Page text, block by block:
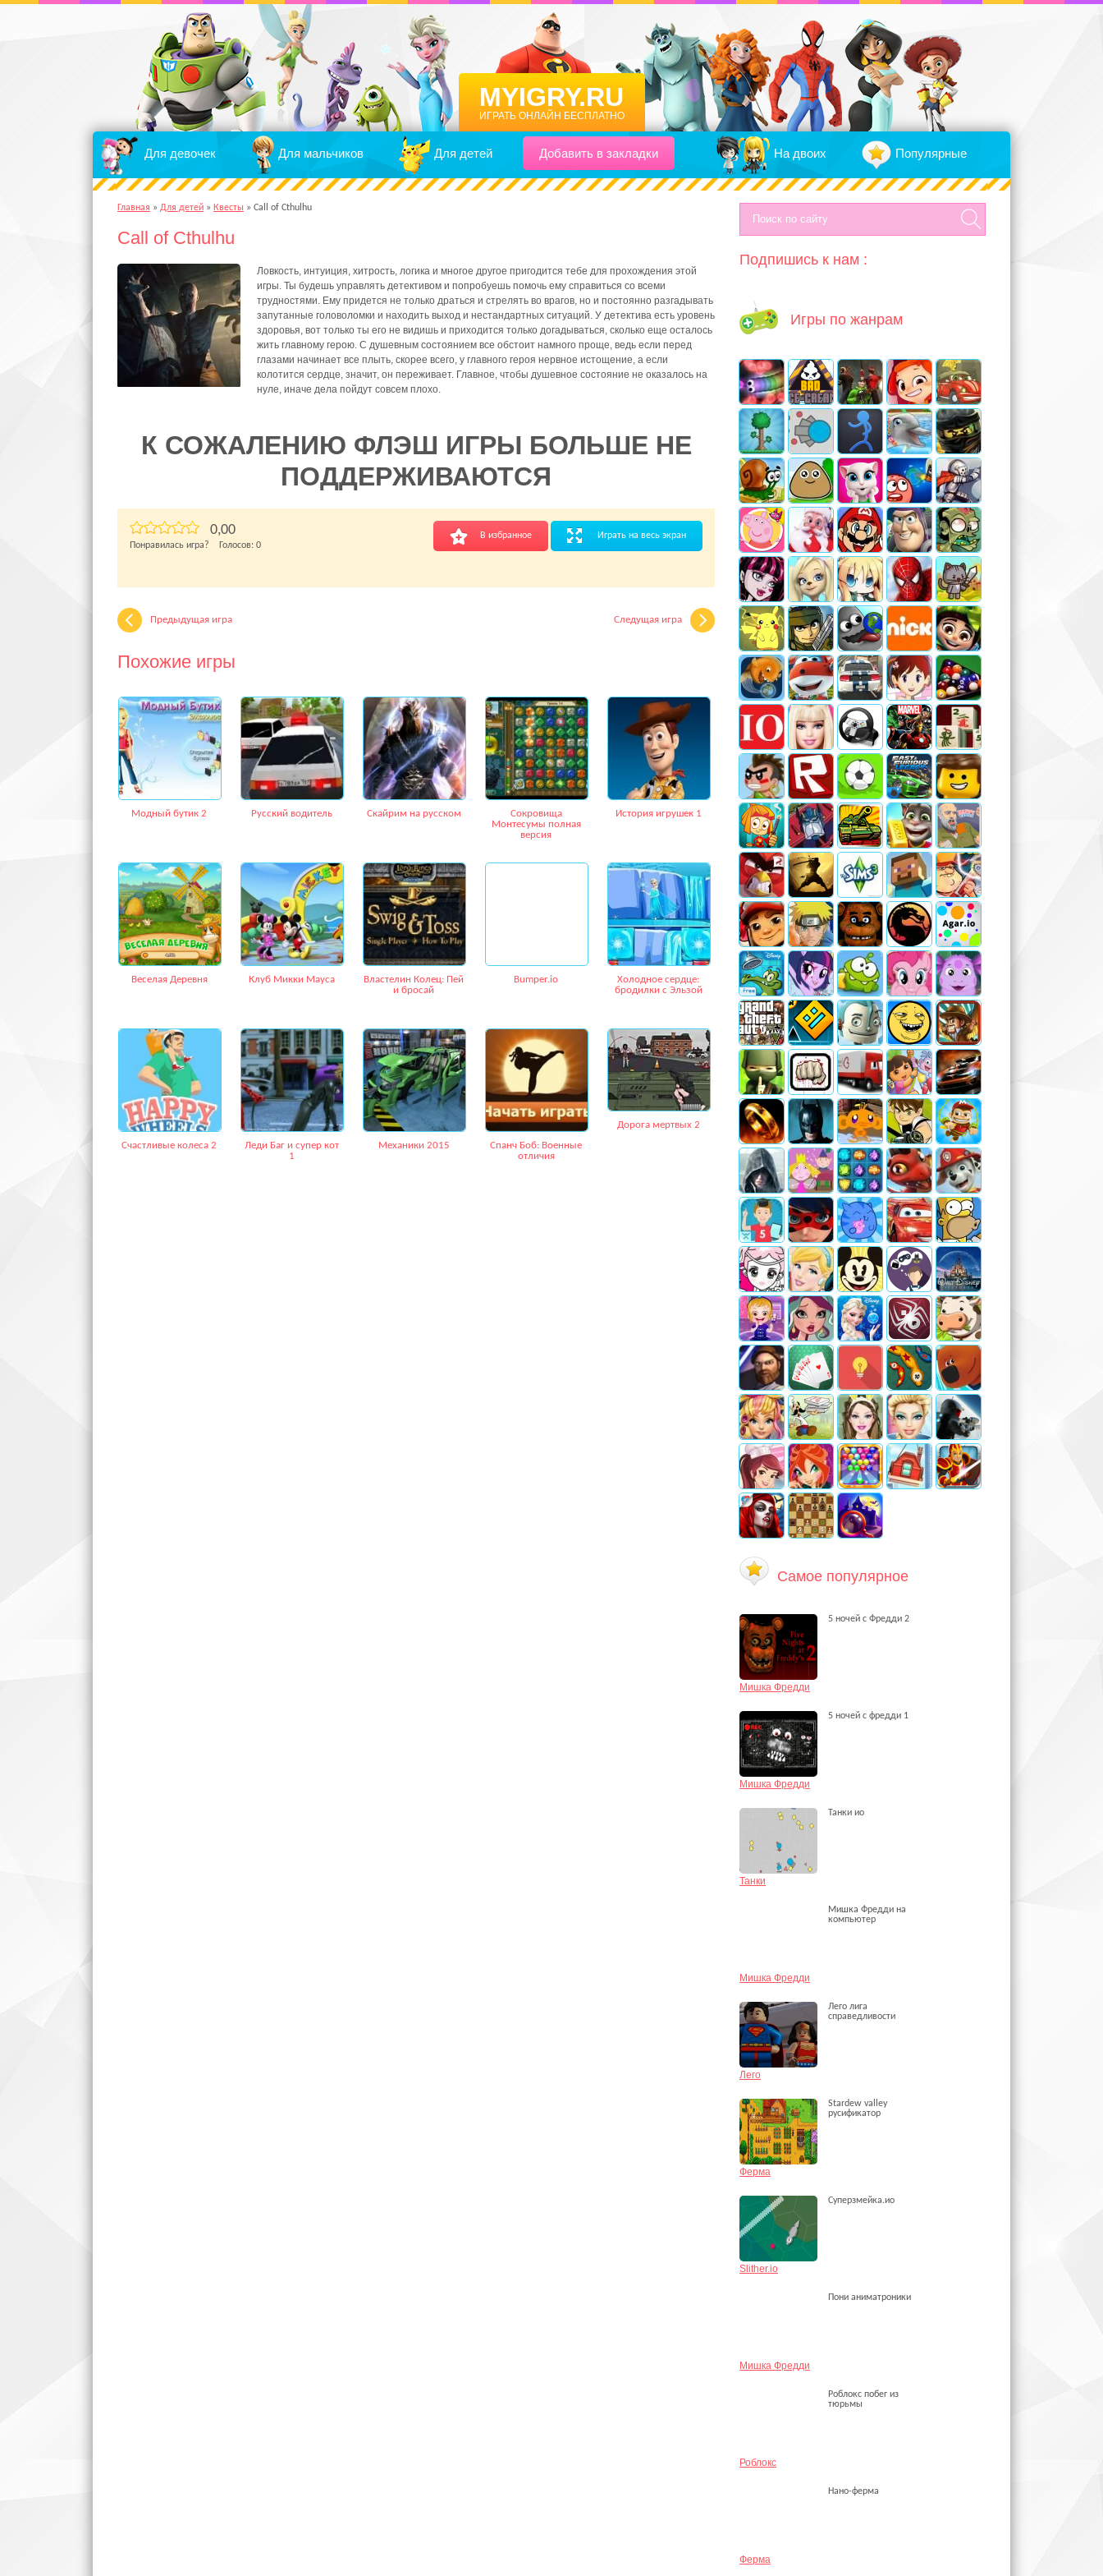
MYIGRY.RU
ИГРАТЬ ОНЛАЙН БЕСПЛАТНО
Для девочек Для мальчиков Для детей Добавить в закладки На двоих Популярные
Главная » Для детей » Квесты » Call of Cthulhu
Call of Cthulhu
Ловкость, интуиция, хитрость, логика и многое другое пригодится тебе для прохождения этой
игры. Ты будешь управлять детективом и попробуешь помочь ему справиться со всеми
трудностями. Ему придется не только драться и стрелять во врагов, но и постоянно разгадывать
запутанные головоломки и находить выход и нестандартных ситуаций. У детектива есть уровень
здоровья, вот только ты его не видишь и приходится только догадываться, сколько еще осталось
жить главному герою. С душевным состоянием все обстоит намного проще, ведь если перед
глазами начинает все плыть, скорее всего, у главного героя нервное истощение, а если
колотится сердце, значит, он переживает. Главное, чтобы душевное состояние не оказалось на
нуле, иначе дела пойдут совсем плохо.
К СОЖАЛЕНИЮ ФЛЭШ ИГРЫ БОЛЬШЕ НЕ
ПОДДЕРЖИВАЮТСЯ
В избранное Играть на весь экран
0,00
Понравилась игра? Голосов: 0
Предыдущая игра Следущая игра
Похожие игры
Модный бутик 2 Русский водитель Скайрим на русском
Сокровища
Монтесумы полная
версия
История игрушек 1
Веселая Деревня Клуб Микки Мауса
Властелин Колец: Пей
и бросай
Bumper.io
Холодное сердце:
бродилки с Эльзой
Счастливые колеса 2
Леди Баг и супер кот
1
Механики 2015
Спанч Боб: Военные
отличия
Дорога мертвых 2
Подпишись к нам :
Игры по жанрам
Самое популярное
5 ночей с Фредди 2
Мишка Фредди
5 ночей с фредди 1
Мишка Фредди
Танки ио
Танки
Мишка Фредди на
компьютер
Мишка Фредди
Лего лига
справедливости
Лего
Stardew valley
русификатор
Ферма
Суперзмейка.ио
Slither.io
Пони аниматроники
Мишка Фредди
Роблокс побег из
тюрьмы
Роблокс
Нано-ферма
Ферма